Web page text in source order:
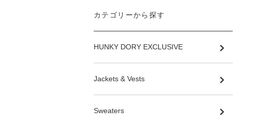
カテゴリーから探す
HUNKY DORY EXCLUSIVE
Jackets & Vests
Sweaters